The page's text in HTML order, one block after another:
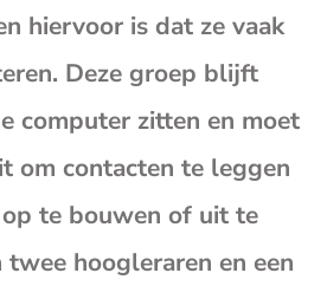
op
Facebook
op
X
op
je
hiervoor is dat ze vaak
Deze groep blijft
computer zitten en moet
om contacten te leggen
te bouwen of uit te
twee hoogleraren en een